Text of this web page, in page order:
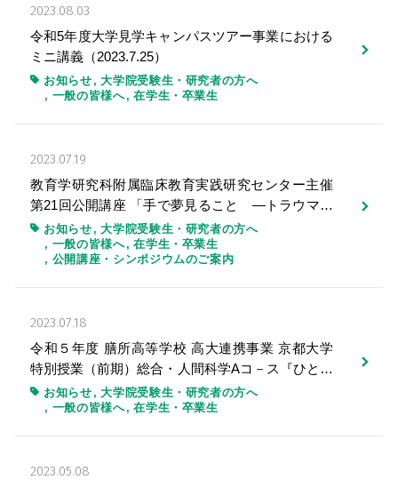
2023.08.03
令和5年度大学見学キャンパスツアー事業における
ミニ講義（2023.7.25）
お知らせ
大学院受験生・研究者の方へ
一般の皆様へ
在学生・卒業生
2023.07.19
教育学研究科附属臨床教育実践研究センター主催
第21回公開講座 「手で夢見ること ―トラウマ治
療において、箱庭療法はどのように作用するのか
―」(2023.11.5)
お知らせ
大学院受験生・研究者の方へ
一般の皆様へ
在学生・卒業生
公開講座・シンポジウムのご案内
2023.07.18
令和５年度 膳所高等学校 高大連携事業 京都大学
特別授業（前期）総合・人間科学Aコ－ス『ひとの
こころとからだの行動遺伝学』(2023.4.14)
お知らせ
大学院受験生・研究者の方へ
一般の皆様へ
在学生・卒業生
2023.05.08